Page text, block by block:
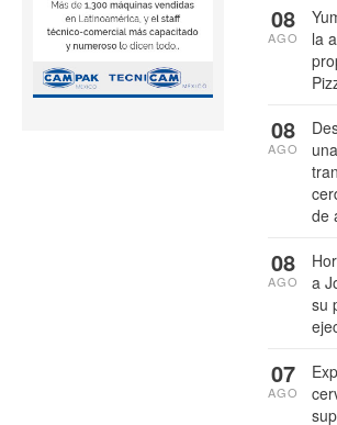
la
08
AGO
de
08
AGO
a
su
08
AGO
07
AGO